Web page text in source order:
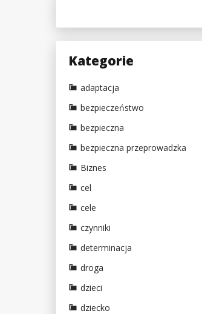
Kategorie
adaptacja
bezpieczeństwo
bezpieczna
bezpieczna przeprowadzka
Biznes
cel
cele
czynniki
determinacja
droga
dzieci
dziecko